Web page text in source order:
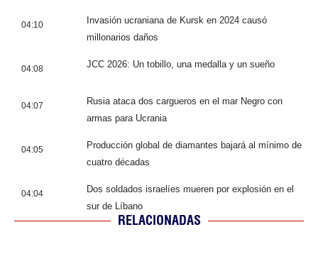
04:10
Invasión ucraniana de Kursk en 2024 causó
millonarios daños
04:08 JCC 2026: Un tobillo, una medalla y un sueño
04:07
Rusia ataca dos cargueros en el mar Negro con
armas para Ucrania
04:05
Producción global de diamantes bajará al mínimo de
cuatro décadas
04:04
Dos soldados israelíes mueren por explosión en el
sur de Líbano
RELACIONADAS